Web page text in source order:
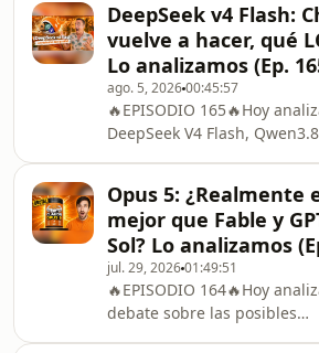
DeepSeek v4 Flash:
vuelve a hacer, qué
Lo analizamos (Ep.
ago. 5, 202600:45:57
🔥EPISODIO 165🔥Hoy
DeepSeek V4 Flash,
ciberseguridad registrados
evaluaciones de modelos de
Anthropic, y de Seedance
vuelve a difuminar la línea
vídeo generado y realidad.
pierdas! 00:00:00 -
Introducción00:01:07 -
Opus 5: ¿Realmente
mejor que Fable y
Sol? Lo analizamos
jul. 29, 202601:49:51
🔥EPISODIO 164🔥Hoy
debate sobre las posibles